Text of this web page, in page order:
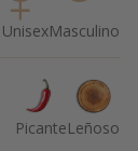
UnisexMasculino
PicanteLeñoso